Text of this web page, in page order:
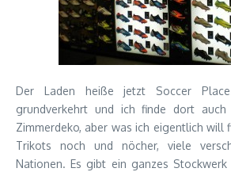
Der Laden heiße jetzt Soccer
grundverkehrt und ich finde dort
Zimmerdeko, aber was ich eigentlich will
Trikots noch und nöcher, viele
Nationen. Es gibt ein ganzes